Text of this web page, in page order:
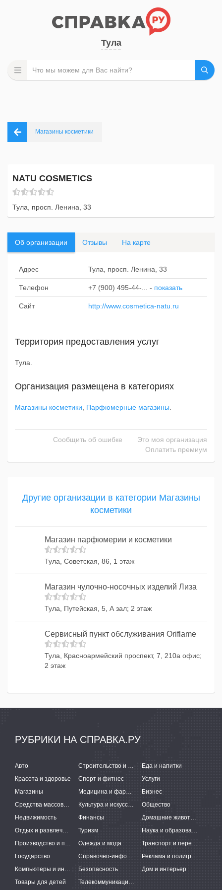
Тула
Магазины косметики
NATU COSMETICS
Тула, просп. Ленина, 33
Об организации Отзывы На карте
Адрес Тула, просп. Ленина, 33
Телефон +7 (900) 495-44-... - показать
Сайт http://www.cosmetica-natu.ru
Территория предоставления услуг
Тула.
Организация размещена в категориях
Магазины косметики Парфюмерные магазины
Сообщить об ошибке
Это моя организация
Оплатить премиум
Другие организации в категории Магазины
косметики
Магазин парфюмерии и косметики
Тула, Советская, 86, 1 этаж
Магазин чулочно-носочных изделий Лиза
Тула, Путейская, 5, А зал; 2 этаж
Сервисный пункт обслуживания Oriflame
Тула, Красноармейский проспект, 7, 210а офис;
2 этаж
РУБРИКИ НА СПРАВКА.РУ
Авто Строительство и ремонт
Еда и напитки
Красота и здоровье
Спорт и фитнес
Услуги
Магазины
Медицина и фармацевтика
Бизнес
Средства массовой информации
Культура и искусство
Общество
Недвижимость
Финансы
Домашние животные
Отдых и развлечения
Туризм
Наука и образование
Производство и поставки
Одежда и мода
Транспорт и перевозки
Государство
Справочно-информационные системы
Реклама и полиграфия
Компьютеры и интернет
Безопасность
Дом и интерьер
Товары для детей
Телекоммуникации и связь